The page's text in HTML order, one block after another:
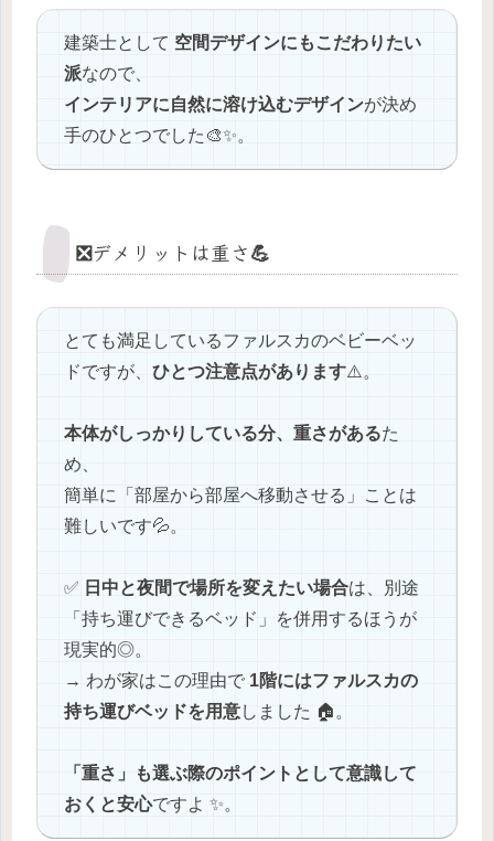
建築士として 空間デザインにもこだわりたい
派なので、
インテリアに自然に溶け込むデザインが決め
手のひとつでした🎨✨。
❎️デメリットは重さ💪
とても満足しているファルスカのベビーベッ
ドですが、 ひとつ注意点があります⚠️。
本体がしっかりしている分、重さがあるた
め、
簡単に「部屋から部屋へ移動させる」ことは
難しいです💦。
✅ 日中と夜間で場所を変えたい場合は、別途
「持ち運びできるベッド」を併用するほうが
現実的◎。
→ わが家はこの理由で 1階にはファルスカの
持ち運びベッドを用意しました 🏠。
「重さ」も選ぶ際のポイントとして意識して
おくと安心ですよ ✨。